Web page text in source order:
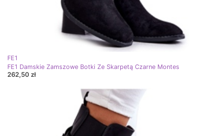
FE1
FE1 Damskie Zamszowe Botki Ze Skarpetą Czarne Montes
262,50 zł